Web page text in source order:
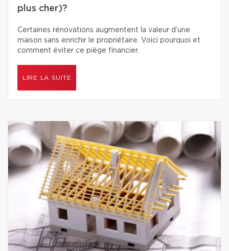
plus cher)?
Certaines rénovations augmentent la valeur d’une
maison sans enrichir le propriétaire. Voici pourquoi et
comment éviter ce piège financier.
LIRE LA SUITE